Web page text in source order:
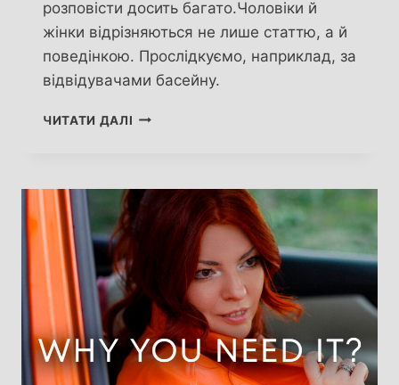
розповісти досить багато.Чоловіки й
жінки відрізняються не лише статтю, а й
поведінкою. Прослідкуємо, наприклад, за
відвідувачами басейну.
ЧИТАТИ ДАЛІ В